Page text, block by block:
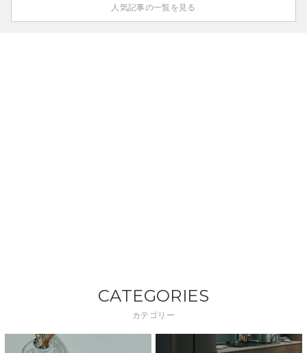
人気記事の一覧を見る
CATEGORIES
カテゴリー